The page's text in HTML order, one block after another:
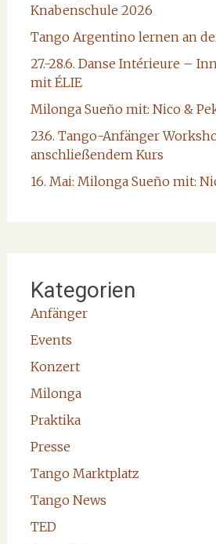
Knabenschule 2026
Tango Argentino lernen an
27.-28.6. Danse Intérieure –
mit ÉLIE
Milonga Sueño mit: Nico &
23.6. Tango-Anfänger
anschließendem Kurs
16. Mai: Milonga Sueño mit:
Kategorien
Anfänger
Events
Konzert
Milonga
Praktika
Presse
Tango Marktplatz
Tango News
TED